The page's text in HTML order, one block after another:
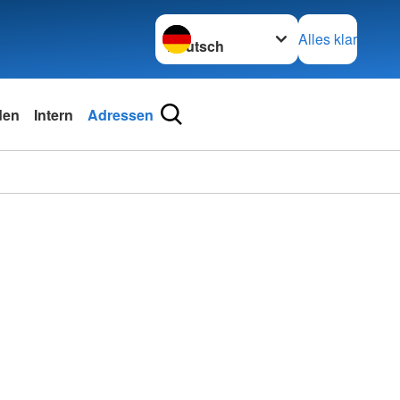
Sprache wechseln zu
Alles klar
Intern Adressen